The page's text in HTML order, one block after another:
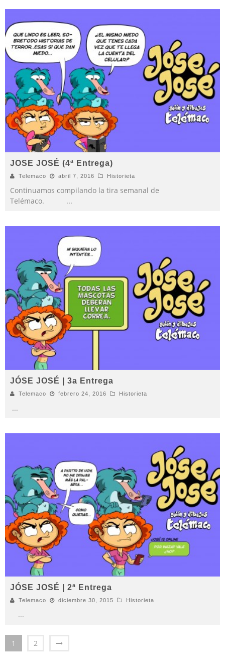
JOSE JOSÉ (4ª Entrega)
Telemaco abril 7, 2016 Historieta
Continuamos compilando la tira semanal de
Telémaco. ...
JÓSE JOSÉ | 3a Entrega
Telemaco febrero 24, 2016 Historieta
...
JÓSE JOSÉ | 2ª Entrega
Telemaco diciembre 30, 2015 Historieta
...
1 2